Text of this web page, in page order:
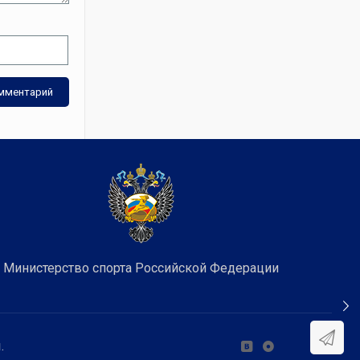
Министерство спорта Российской Федерации